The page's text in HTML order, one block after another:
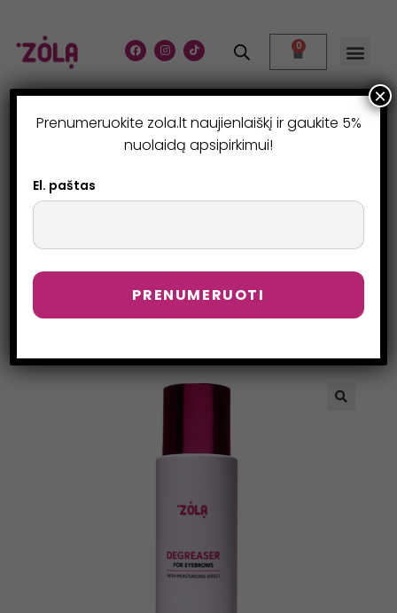
0
NURIEBALINTOJAS
ANTAKIAMS IR
BLAKSTIENOMS
Prenumeruokite zola.lt naujienlaiškį ir gaukite 5%
nuolaidą apsipirkimui!
El. paštas
×